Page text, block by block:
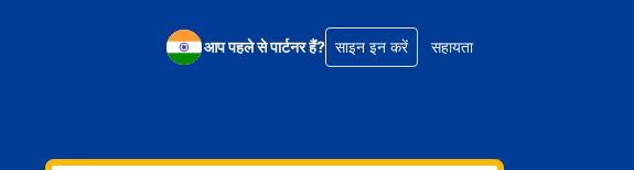
आप पहले से पार्टनर हैं? साइन इन करें सहायता